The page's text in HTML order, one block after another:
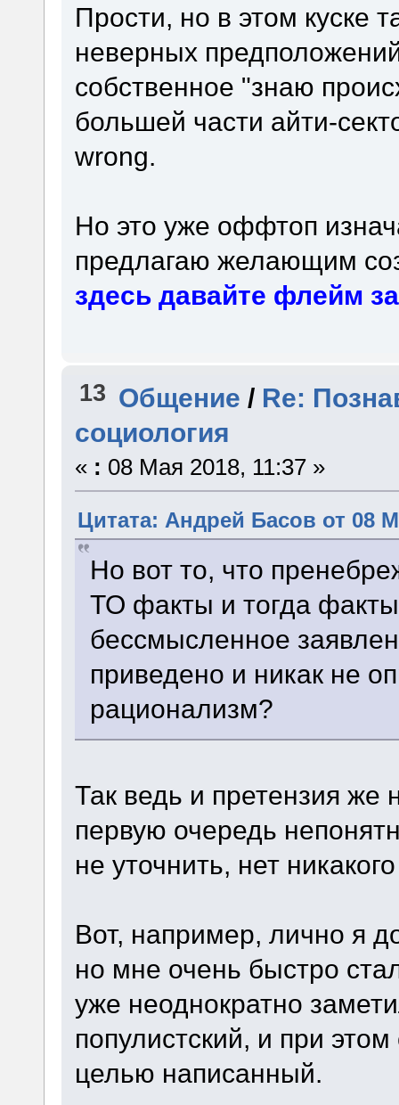
Прости, но в этом куске
неверных
собственное "знаю
большей части айти-
wrong.
Но это уже оффтоп
предлагаю желающим
здесь давайте флейм
13 Общение / Re:
социология
« : 08 Мая 2018, 11:37 »
Цитата: Андрей Басов от 08
Но вот то, что
ТО факты и тогда
бессмысленное
приведено и никак не
рационализм?
Так ведь и претензия же
первую очередь
не уточнить, нет
Вот, например, лично я
но мне очень быстро
уже неоднократно
популистский, и при
целью написанный.